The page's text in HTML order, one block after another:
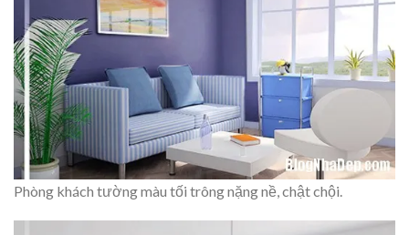
Phòng khách tường màu tối trông nặng nề, chật chội.